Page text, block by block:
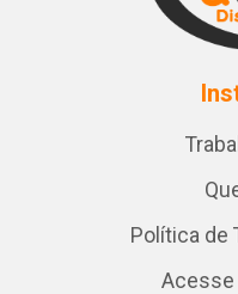
Política de
Acesse